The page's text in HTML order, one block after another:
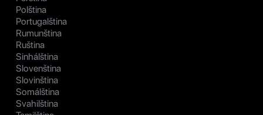
Polština
Portugalština
Rumunština
Ruština
Sinhálština
Slovenština
Slovinština
Somálština
Svahilština